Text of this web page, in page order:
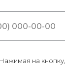
Нажимая на